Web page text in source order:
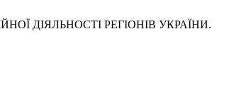
ДІЯЛЬНОСТІ РЕГІОНІВ УКРАЇНИ.